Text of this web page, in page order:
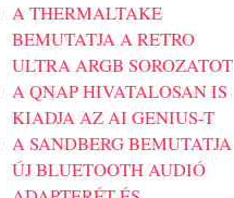
A THERMALTAKE
BEMUTATJA A RETRO
ULTRA ARGB SOROZATOT
A QNAP HIVATALOSAN IS
KIADJA AZ AI GENIUS-T
A SANDBERG BEMUTATJA
ÚJ BLUETOOTH AUDIÓ